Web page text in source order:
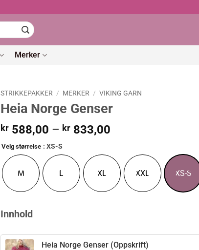
Merker
STRIKKEPAKKER / MERKER / VIKING GARN
Heia Norge Genser
kr 588,00 – kr 833,00
kr 833,00
Velg størrelse : XS-S
M L XL XXL XS-S
Innhold
Heia Norge Genser (Oppskrift)